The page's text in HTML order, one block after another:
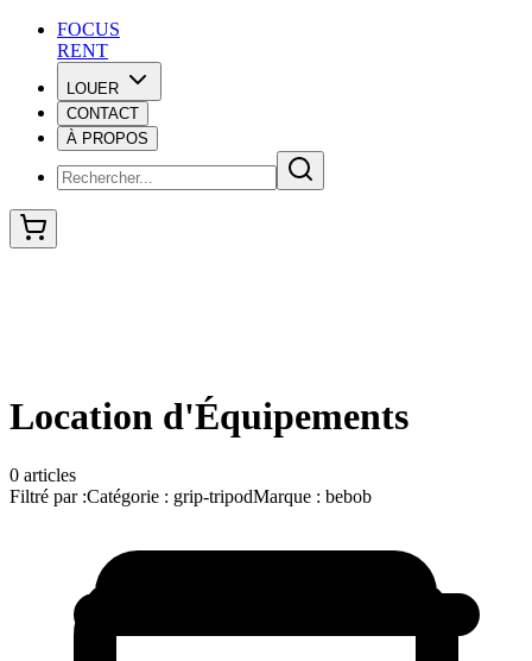
FOCUS
RENT
LOUER
CONTACT
À PROPOS
C
S
RENT
Location d'Équipements
0 articles
Filtré par :Catégorie : grip-tripodMarque : bebob